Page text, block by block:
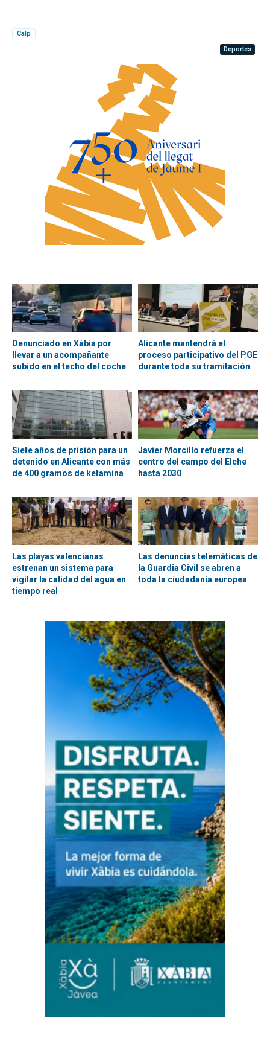
Calp
Deportes
Denunciado en Xàbia por
llevar a un acompañante
subido en el techo del coche
Alicante mantendrá el
proceso participativo del PGE
durante toda su tramitación
Siete años de prisión para un
detenido en Alicante con más
de 400 gramos de ketamina
Javier Morcillo refuerza el
centro del campo del Elche
hasta 2030
Las playas valencianas
estrenan un sistema para
vigilar la calidad del agua en
tiempo real
Las denuncias telemáticas de
la Guardia Civil se abren a
toda la ciudadanía europea